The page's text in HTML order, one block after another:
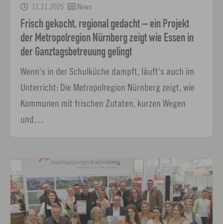
11.11.2025 News
Frisch gekocht, regional gedacht – ein Projekt
der Metropolregion Nürnberg zeigt wie Essen in
der Ganztagsbetreuung gelingt
Wenn’s in der Schulküche dampft, läuft’s auch im
Unterricht: Die Metropolregion Nürnberg zeigt, wie
Kommunen mit frischen Zutaten, kurzen Wegen
und…